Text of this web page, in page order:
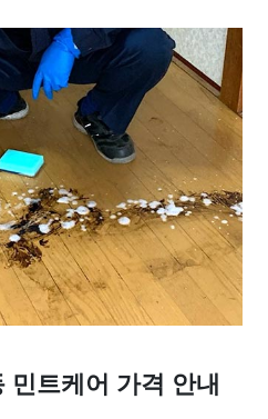
민트케어 가격 안내